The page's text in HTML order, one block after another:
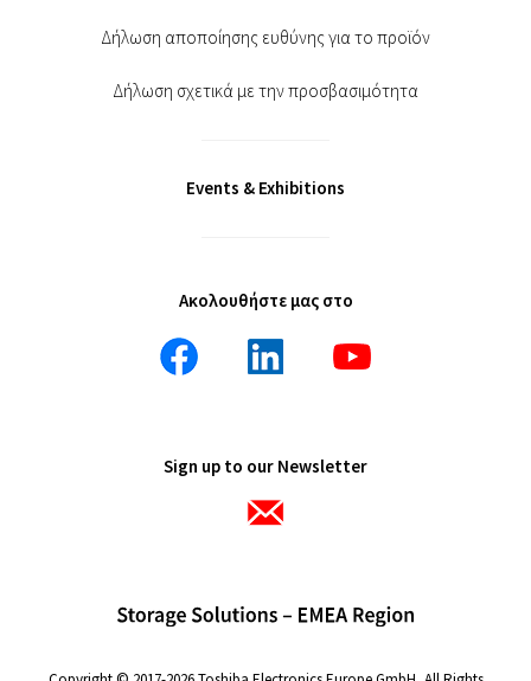
Δήλωση αποποίησης ευθύνης για το προϊόν
Δήλωση σχετικά με την προσβασιμότητα
Events & Exhibitions
Ακολουθήστε μας στο
Sign up to our Newsletter